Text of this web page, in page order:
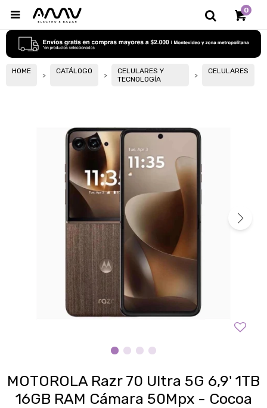
0

HOME CATÁLOGO
CELULARES Y
TECNOLOGÍA
CELULARES
MOTOROLA Razr 70 Ultra 5G 6,9' 1TB
16GB RAM Cámara 50Mpx - Cocoa